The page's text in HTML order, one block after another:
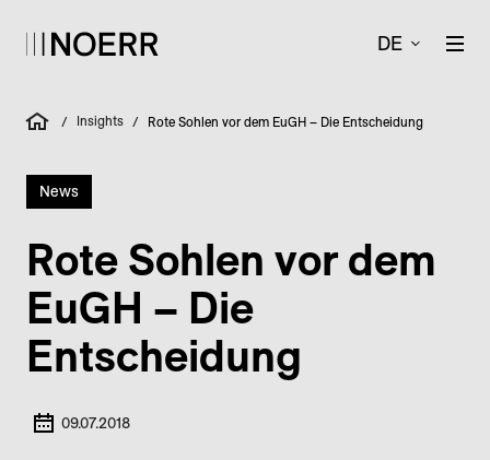
DE
/ Insights / Rote Sohlen vor dem EuGH – Die Entscheidung
News
Rote Sohlen vor dem
EuGH – Die
Entscheidung
09.07.2018